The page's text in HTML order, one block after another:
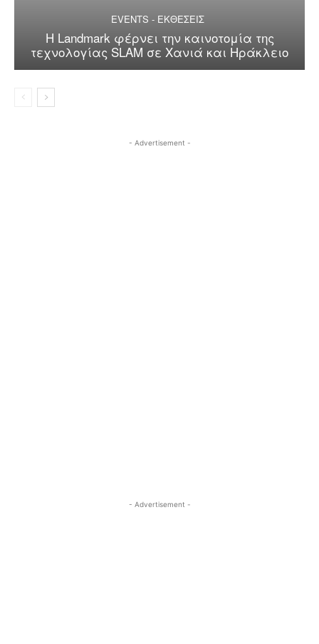
EVENTS - ΕΚΘΕΣΕΙΣ
Η Landmark φέρνει την καινοτομία της
τεχνολογίας SLAM σε Χανιά και Ηράκλειο
- Advertisement -
- Advertisement -